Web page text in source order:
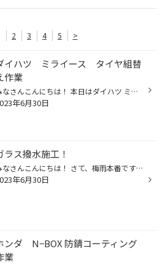
2 3 4 5 >
イハツ ミライース タイヤ組替
作業
みなさんこんにちは！ 本日はダイハツ ミライースのタイヤ組替え作業 ご紹介します！！ ピットに入れて作業開始します！ 履いていたタイヤです！ 2020年製のタイヤでした！ 古いタイヤを機械で外していきます！！ 新しいタイヤにチッ素充填していきます！ チッ素の方が空気より抜けにくいので オス...
年6月30日
ラス撥水施工！
みなさんこんにちは！ さて、梅雨本番ですね 雨が降る時期にオススメなのがガラス撥水！ 雨の日の視界が変わりますよ！ 今回はガラス撥水ご紹介します！ さっそく作業していきます！ まず油膜がひどい場合は 油膜除去をしていきます 油膜があると仕上がりに影響してきます 油膜落としをきれいに 拭...
年6月30日
ンダ N−BOX 防錆コーティング
業